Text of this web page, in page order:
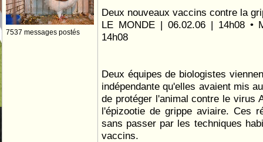
7537 messages postés
Deux nouveaux vaccins contre la
LE MONDE | 06.02.06 | 14h08 •
14h08
Deux équipes de biologistes
indépendante qu'elles avaient mis
de protéger l'animal contre le virus
l'épizootie de grippe aviaire. Ces
sans passer par les techniques
vaccins.